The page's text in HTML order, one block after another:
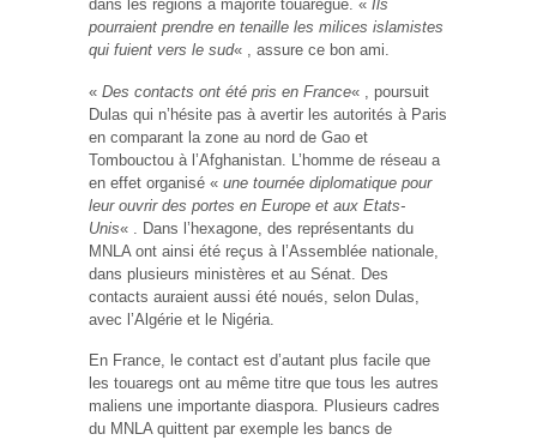
dans les régions à majorité touarègue. « Ils
pourraient prendre en tenaille les milices islamistes
qui fuient vers le sud« , assure ce bon ami.
« Des contacts ont été pris en France« , poursuit
Dulas qui n’hésite pas à avertir les autorités à Paris
en comparant la zone au nord de Gao et
Tombouctou à l’Afghanistan. L’homme de réseau a
en effet organisé « une tournée diplomatique pour
leur ouvrir des portes en Europe et aux Etats-
Unis« . Dans l’hexagone, des représentants du
MNLA ont ainsi été reçus à l’Assemblée nationale,
dans plusieurs ministères et au Sénat. Des
contacts auraient aussi été noués, selon Dulas,
avec l’Algérie et le Nigéria.
En France, le contact est d’autant plus facile que
les touaregs ont au même titre que tous les autres
maliens une importante diaspora. Plusieurs cadres
du MNLA quittent par exemple les bancs de